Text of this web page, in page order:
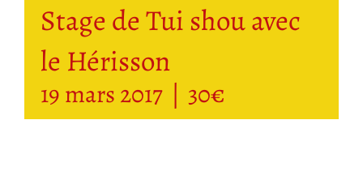
Stage de Tui shou avec
le Hérisson
19 mars 2017 | 30€